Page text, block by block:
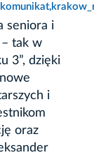
seniora i
tak w
3”, dzięki
i
oraz